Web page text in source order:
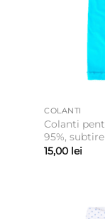
COLANTI
Colanti
95%,
15,00 lei